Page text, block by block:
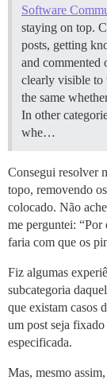
Software
staying on top.
posts, getting
and commented
clearly visible to
the same
In other
whe…
Consegui resolver
topo, removendo
colocado. Não
me perguntei: “Por
faria com que os
Fiz algumas
subcategoria
que existam casos
um post seja fixado
especificada.
Mas, mesmo